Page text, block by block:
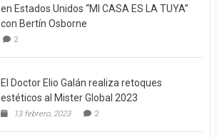
en Estados Unidos “MI CASA ES LA TUYA”
con Bertín Osborne
2
El Doctor Elio Galán realiza retoques
estéticos al Mister Global 2023
13 febrero, 2023 2